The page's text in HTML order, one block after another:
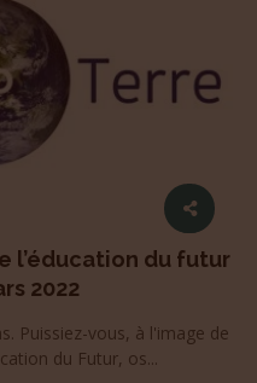
l’éducation du futur
2022
Puissiez-vous, à l'image de
du Futur, os...